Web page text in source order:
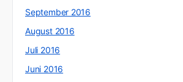
September 2016
August 2016
Juli 2016
Juni 2016